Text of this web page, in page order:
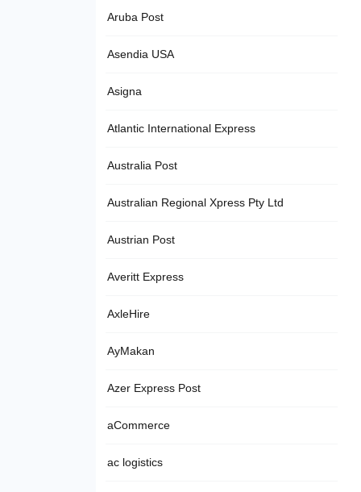
Aruba Post
Asendia USA
Asigna
Atlantic International Express
Australia Post
Australian Regional Xpress Pty Ltd
Austrian Post
Averitt Express
AxleHire
AyMakan
Azer Express Post
aCommerce
ac logistics